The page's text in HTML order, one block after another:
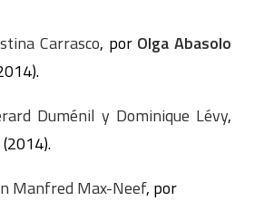
Carrasco, por Olga Abasolo
Duménil y Dominique Lévy,
(2014).
Manfred Max-Neef, por